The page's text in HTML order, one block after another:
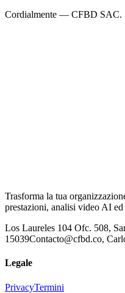
Cordialmente — CFBD SAC.
Trasforma la tua
prestazioni, analisi video AI
Los Laureles 104 Ofc. 508,
15039Contacto@cfbd.co,
Legale
PrivacyTermini